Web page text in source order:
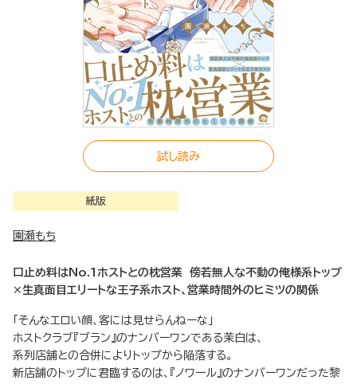
試し読み
紙版
園瀬もち
口止め料はNo.1ホストとの枕営業 傍若無人な不動の俺様系トップ
×生真面目エリートな王子系ホスト、営業時間外のヒミツの関係
「そんなエロい顔、客には見せらんねーな」
ホストクラブ『ブラン』のナンバーワンである茉白は、
系列店舗との合併によりトップから陥落する。
新店舗のトップに君臨するのは、『ノワール』のナンバーワンだった黎